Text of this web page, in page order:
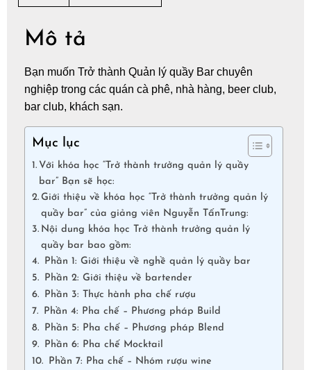
Mô tả
Bạn muốn Trở thành Quản lý quầy Bar chuyên
nghiệp trong các quán cà phê, nhà hàng, beer club,
bar club, khách sạn.
Mục lục
Với khóa học “Trở thành trưởng quản lý quầy
bar” Bạn sẽ học:
Giới thiệu về khóa học “Trở thành trưởng quản lý
quầy bar” của giảng viên Nguyễn TấnTrung:
Nội dung khóa học Trở thành trưởng quản lý
quầy bar bao gồm:
Phần 1: Giới thiệu về nghề quản lý quầy bar
Phần 2: Giới thiệu về bartender
Phần 3: Thực hành pha chế rượu
Phần 4: Pha chế – Phương pháp Build
Phần 5: Pha chế – Phương pháp Blend
Phần 6: Pha chế Mocktail
Phần 7: Pha chế – Nhóm rượu wine